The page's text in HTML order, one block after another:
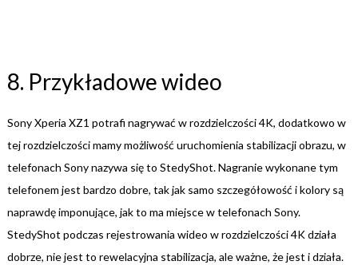
8. Przykładowe wideo
Sony Xperia XZ1 potrafi nagrywać w rozdzielczości 4K, dodatkowo w
tej rozdzielczości mamy możliwość uruchomienia stabilizacji obrazu, w
telefonach Sony nazywa się to StedyShot. Nagranie wykonane tym
telefonem jest bardzo dobre, tak jak samo szczegółowość i kolory są
naprawdę imponujące, jak to ma miejsce w telefonach Sony.
StedyShot podczas rejestrowania wideo w rozdzielczości 4K działa
dobrze, nie jest to rewelacyjna stabilizacja, ale ważne, że jest i działa.